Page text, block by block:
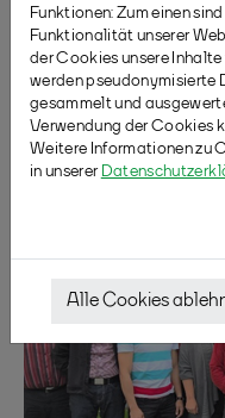
Funktionen: Zum einen
Funktionalität unserer
der Cookies unsere
werden pseudonymisierte
gesammelt und
Verwendung der Cookies
Weitere Informationen zu
in unserer
Alle Cookies